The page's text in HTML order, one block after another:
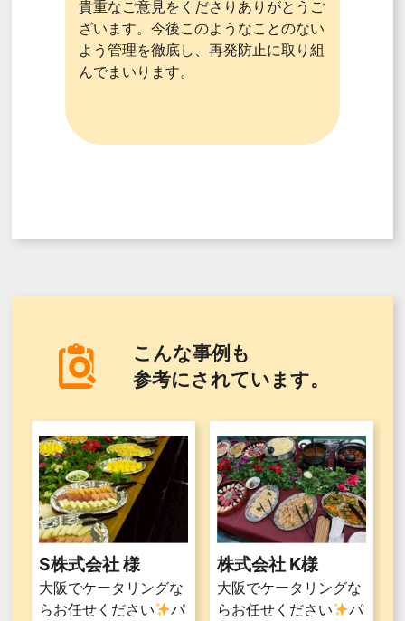
貴重なご意見をくださりありがとうご
ざいます。今後このようなことのない
よう管理を徹底し、再発防止に取り組
んでまいります。
こんな事例も
参考にされています。
S株式会社 様
大阪でケータリングな
らお任せください
パ
株式会社 K様
大阪でケータリングな
らお任せください
パ